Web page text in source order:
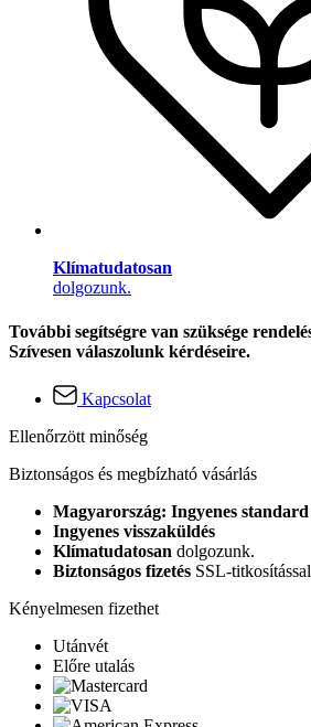
Klímatudatosan
dolgozunk.
További segítségre van szüksége
Szívesen válaszolunk kérdéseire.
Kapcsolat
Ellenőrzött minőség
Biztonságos és megbízható vásárlás
Magyarország: Ingyenes
Ingyenes visszaküldés
Klímatudatosan dolgozunk.
Biztonságos fizetés SSL-titkosítással
Kényelmesen fizethet
Utánvét
Előre utalás